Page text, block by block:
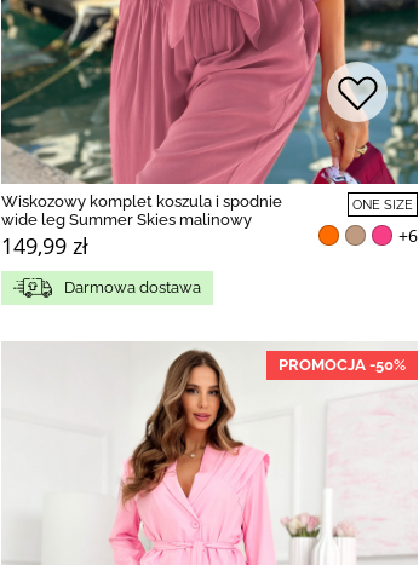
Wiskozowy komplet koszula i spodnie
wide leg Summer Skies malinowy
149,99 zł
ONE SIZE
+6
Darmowa dostawa
PROMOCJA -50%